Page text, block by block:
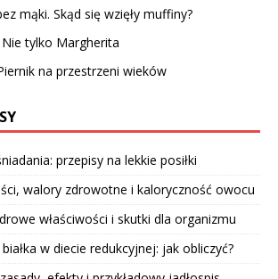
mąki. Skąd się wzięły muffiny?
Nie tylko Margherita
na przestrzeni wieków
przepisy na lekkie posiłki
walory zdrowotne i kaloryczność owocu
właściwości i skutki dla organizmu
w diecie redukcyjnej: jak obliczyć?